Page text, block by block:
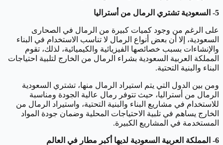
5- السعودية تشتري الرمال من أستراليا
على الرغم من وجود كميات كبيرة من الرمال في الصحارى
السعودية، إلا أن بعض أنواع الرمال لا تناسب الاستخدام في البناء
والإنشاءات بسبب خصائصها الفيزيائية والكيميائية، لذلك، تقوم
المملكة العربية السعودية بشراء الرمال من الخارج لتلبية احتياجات
البناء والبنية التحتية.
ومن بين الدول التي يتم استيراد الرمال منها، تشتري السعودية
الرمال من أستراليا، حيث تتوفر رمال عالية الجودة ومناسبة
للاستخدام في مشاريع البناء والبنية التحتية، واستيراد الرمال من
الخارج يساهم في تلبية الاحتياجات المحلية وضمان جودة المواد
المستخدمة في المشاريع الكبيرة.
6- المملكة العربية السعودية لديها أكبر مطار في العالم